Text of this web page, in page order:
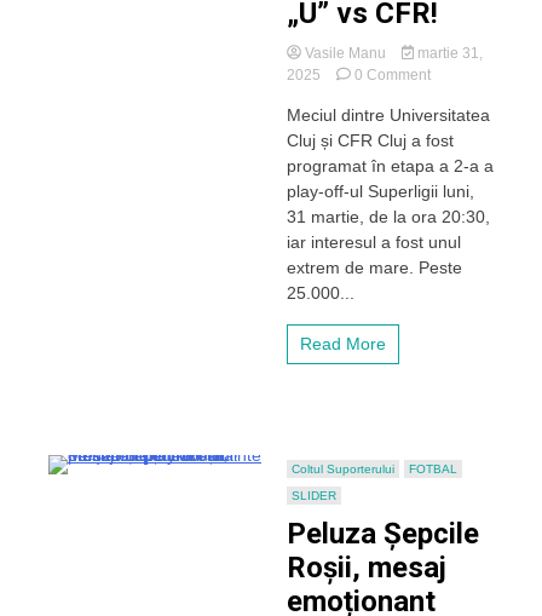
„U” vs CFR!
Vasile Manu
martie 31,
2025
0 Commenton
ul
pirotehnic.
Atmosferă
spectaculoasă
pe
Cluj
Arena
la
Meciul dintre Universitatea
Cluj și CFR Cluj a fost
programat în etapa a 2-a a
play-off-ul Superligii luni,
31 martie, de la ora 20:30,
iar interesul a fost unul
extrem de mare. Peste
25.000...
Read More
Coltul Suporterului
FOTBAL
SLIDER
Peluza Șepcile
Roșii, mesaj
emoționant